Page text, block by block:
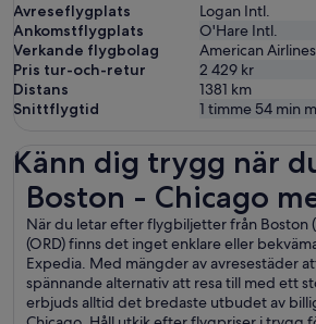
Avreseflygplats
Logan Intl.
Ankomstflygplats
O'Hare Intl.
Verkande flygbolag
American
Pris tur-och-retur
2 429 kr
Distans
1381 km
Snittflygtid
1 timme 54 min
Känn dig trygg när
Boston - Chicago
När du letar efter flygbiljetter från Boston
(ORD) finns det inget enklare eller
Expedia. Med mängder av avresestäder
spännande alternativ att resa till med ett
erbjuds alltid det bredaste utbudet av
Boston - Chicago med flyg